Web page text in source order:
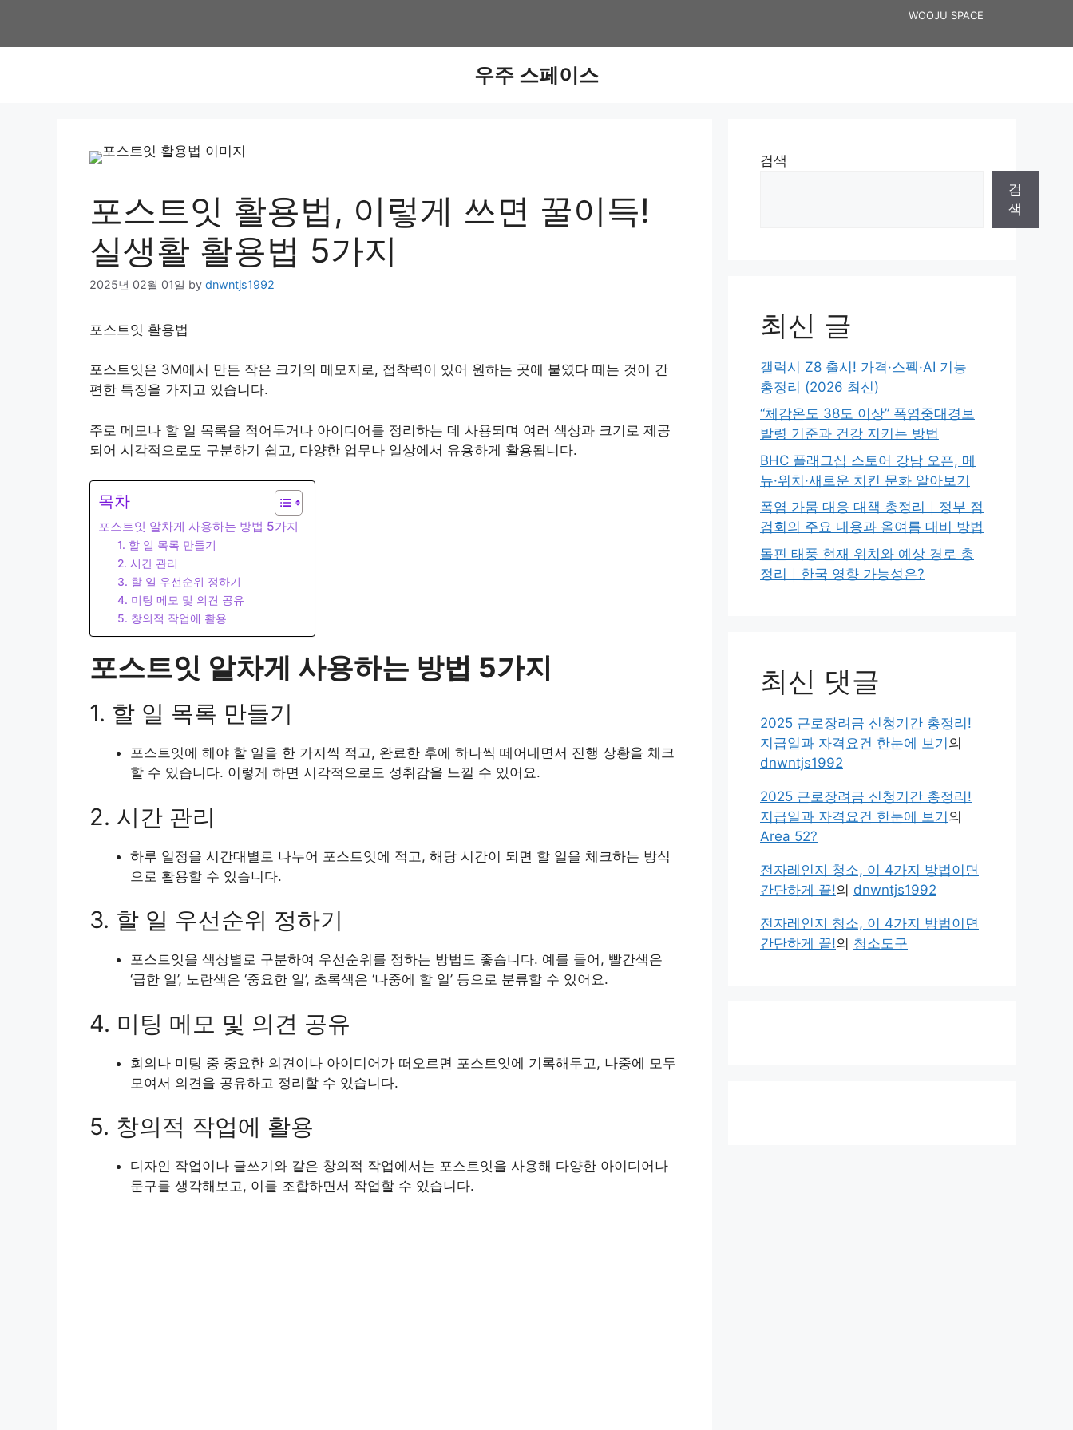
content
WOOJU SPACE
우주 스페이스
포스트잇 활용법, 이렇게 쓰면 꿀이득!
실생활 활용법 5가지
2025년 02월 01일 by dnwntjs1992
포스트잇 활용법
포스트잇은 3M에서 만든 작은 크기의 메모지로, 접착력이 있어 원하는 곳에 붙였다 떼는 것이 간
편한 특징을 가지고 있습니다.
주로 메모나 할 일 목록을 적어두거나 아이디어를 정리하는 데 사용되며 여러 색상과 크기로 제공
되어 시각적으로도 구분하기 쉽고, 다양한 업무나 일상에서 유용하게 활용됩니다.
목차
포스트잇 알차게 사용하는 방법 5가지
1. 할 일 목록 만들기
2. 시간 관리
3. 할 일 우선순위 정하기
4. 미팅 메모 및 의견 공유
5. 창의적 작업에 활용
포스트잇 알차게 사용하는 방법 5가지
1. 할 일 목록 만들기
포스트잇에 해야 할 일을 한 가지씩 적고, 완료한 후에 하나씩 떼어내면서 진행 상황을 체크
할 수 있습니다. 이렇게 하면 시각적으로도 성취감을 느낄 수 있어요.
2. 시간 관리
하루 일정을 시간대별로 나누어 포스트잇에 적고, 해당 시간이 되면 할 일을 체크하는 방식
으로 활용할 수 있습니다.
3. 할 일 우선순위 정하기
포스트잇을 색상별로 구분하여 우선순위를 정하는 방법도 좋습니다. 예를 들어, 빨간색은
‘급한 일’, 노란색은 ‘중요한 일’, 초록색은 ‘나중에 할 일’ 등으로 분류할 수 있어요.
4. 미팅 메모 및 의견 공유
회의나 미팅 중 중요한 의견이나 아이디어가 떠오르면 포스트잇에 기록해두고, 나중에 모두
모여서 의견을 공유하고 정리할 수 있습니다.
5. 창의적 작업에 활용
디자인 작업이나 글쓰기와 같은 창의적 작업에서는 포스트잇을 사용해 다양한 아이디어나
문구를 생각해보고, 이를 조합하면서 작업할 수 있습니다.
검색
검
색
최신 글
갤럭시 Z8 출시! 가격·스펙·AI 기능
총정리 (2026 최신)
“체감온도 38도 이상” 폭염중대경보
발령 기준과 건강 지키는 방법
BHC 플래그십 스토어 강남 오픈, 메
뉴·위치·새로운 치킨 문화 알아보기
폭염 가뭄 대응 대책 총정리｜정부 점
검회의 주요 내용과 올여름 대비 방법
돌핀 태풍 현재 위치와 예상 경로 총
정리｜한국 영향 가능성은?
최신 댓글
2025 근로장려금 신청기간 총정리!
지급일과 자격요건 한눈에 보기의
dnwntjs1992
2025 근로장려금 신청기간 총정리!
지급일과 자격요건 한눈에 보기의
Area 52?
전자레인지 청소, 이 4가지 방법이면
간단하게 끝!의 dnwntjs1992
전자레인지 청소, 이 4가지 방법이면
간단하게 끝!의 청소도구